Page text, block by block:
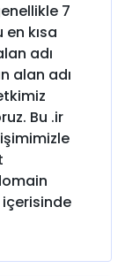
7
kısa
adı
alan adı
Bu .ir